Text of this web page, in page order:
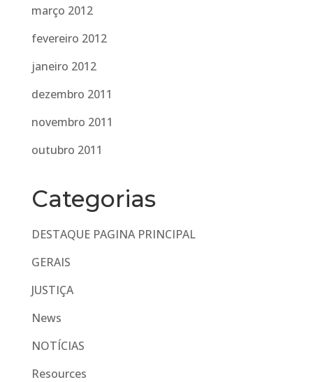
março 2012
fevereiro 2012
janeiro 2012
dezembro 2011
novembro 2011
outubro 2011
Categorias
DESTAQUE PAGINA PRINCIPAL
GERAIS
JUSTIÇA
News
NOTÍCIAS
Resources